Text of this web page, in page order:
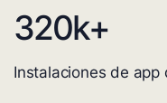
320k+
Instalaciones de app